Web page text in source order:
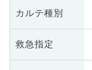
カルテ種別
救急指定